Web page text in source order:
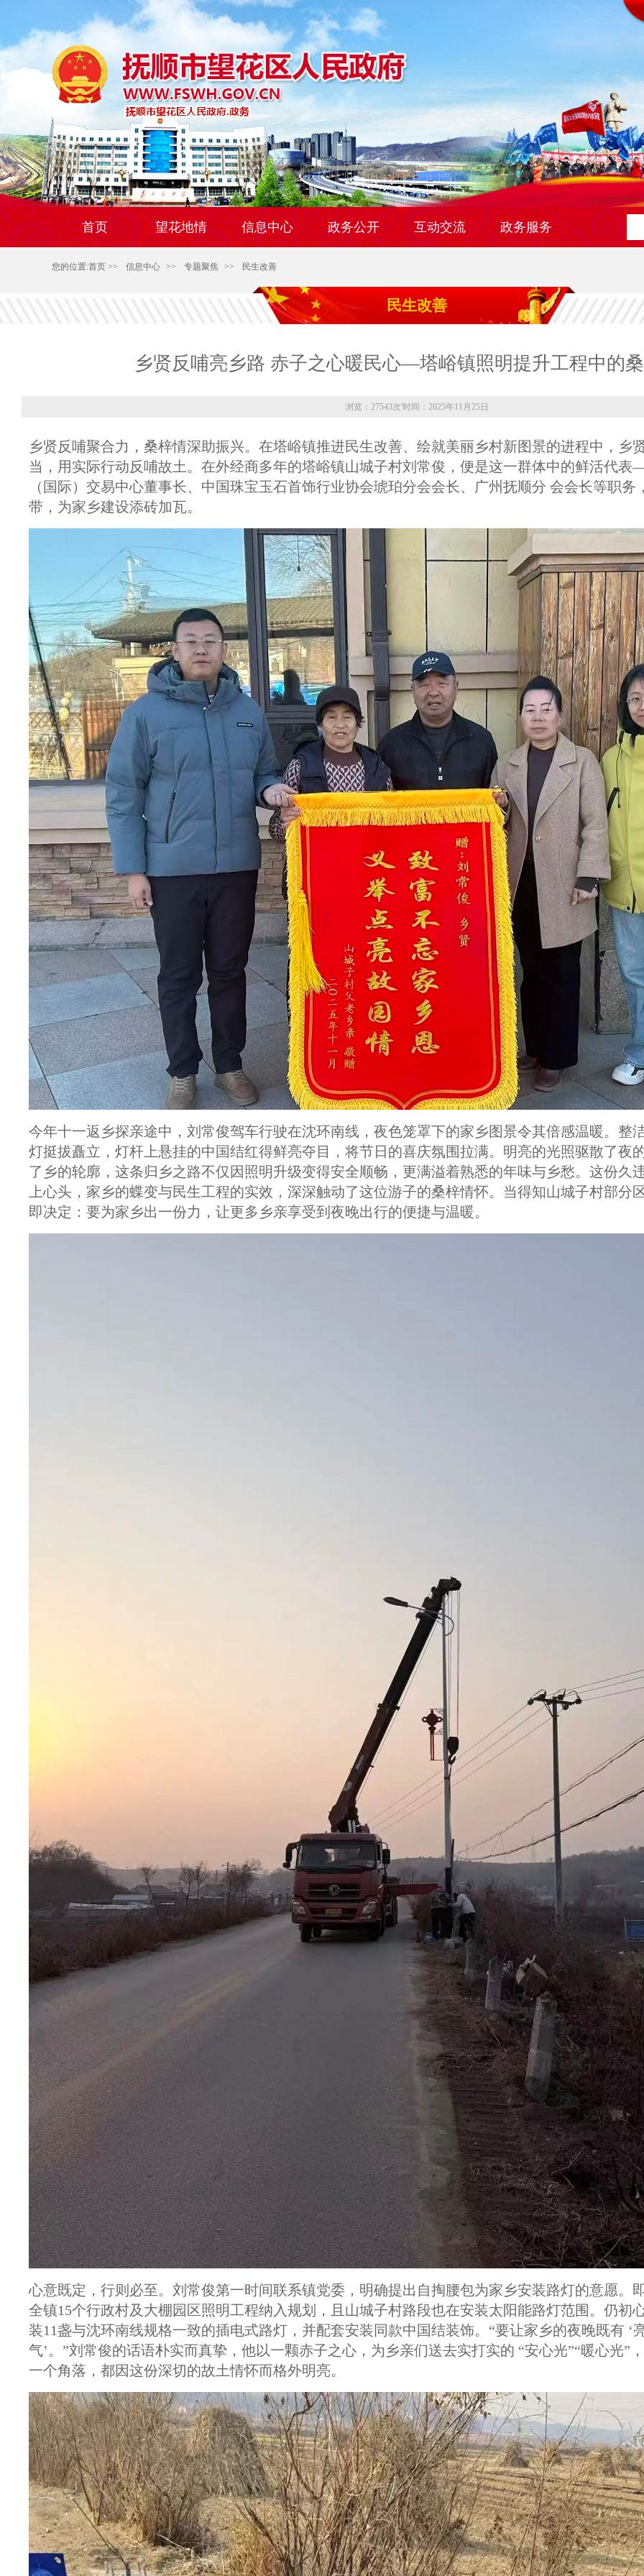
首页 望花地情 信息中心 政务公开 互动交流 政务服务
您的位置:首页 >> 信息中心 >> 专题聚焦 >> 民生改善
民生改善
乡贤反哺亮乡路 赤子之心暖民心—塔峪镇照明提升工程中的
浏览：27543次'时间：2025年11月25日
乡贤反哺聚合力，桑梓情深助振兴。在塔峪镇推进民生改善、绘就美丽乡村新图景的进程中，乡
当，用实际行动反哺故土。在外经商多年的塔峪镇山城子村刘常俊，便是这一群体中的鲜活代
（国际）交易中心董事长、中国珠宝玉石首饰行业协会琥珀分会会长、广州抚顺分 会会长等职务
带，为家乡建设添砖加瓦。
今年十一返乡探亲途中，刘常俊驾车行驶在沈环南线，夜色笼罩下的家乡图景令其倍感温暖。整
灯挺拔矗立，灯杆上悬挂的中国结红得鲜亮夺目，将节日的喜庆氛围拉满。明亮的光照驱散了夜
了乡的轮廓，这条归乡之路不仅因照明升级变得安全顺畅，更满溢着熟悉的年味与乡愁。这份久
上心头，家乡的蝶变与民生工程的实效，深深触动了这位游子的桑梓情怀。当得知山城子村部分
即决定：要为家乡出一份力，让更多乡亲享受到夜晚出行的便捷与温暖。
心意既定，行则必至。刘常俊第一时间联系镇党委，明确提出自掏腰包为家乡安装路灯的意愿。
全镇15个行政村及大棚园区照明工程纳入规划，且山城子村路段也在安装太阳能路灯范围。仍初
装11盏与沈环南线规格一致的插电式路灯，并配套安装同款中国结装饰。“要让家乡的夜晚既有 ‘
气’。”刘常俊的话语朴实而真挚，他以一颗赤子之心，为乡亲们送去实打实的 “安心光”“暖心光”
一个角落，都因这份深切的故土情怀而格外明亮。